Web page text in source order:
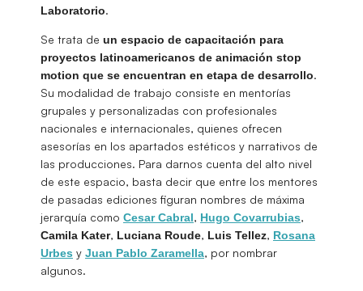
Laboratorio.
Se trata de un espacio de capacitación para
proyectos latinoamericanos de animación stop
motion que se encuentran en etapa de desarrollo.
Su modalidad de trabajo consiste en mentorías
grupales y personalizadas con profesionales
nacionales e internacionales, quienes ofrecen
asesorías en los apartados estéticos y narrativos de
las producciones. Para darnos cuenta del alto nivel
de este espacio, basta decir que entre los mentores
de pasadas ediciones figuran nombres de máxima
jerarquía como Cesar Cabral, Hugo Covarrubias,
Camila Kater, Luciana Roude, Luis Tellez, Rosana
Urbes y Juan Pablo Zaramella, por nombrar
algunos.